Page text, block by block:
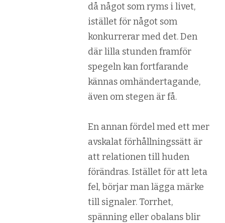
då något som ryms i livet,
istället för något som
konkurrerar med det. Den
där lilla stunden framför
spegeln kan fortfarande
kännas omhändertagande,
även om stegen är få.
En annan fördel med ett mer
avskalat förhållningssätt är
att relationen till huden
förändras. Istället för att leta
fel, börjar man lägga märke
till signaler. Torrhet,
spänning eller obalans blir